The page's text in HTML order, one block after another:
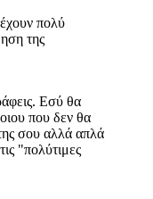
πολύ
της
Εσύ θα
που δεν θα
σου αλλά απλά
"πολύτιμες